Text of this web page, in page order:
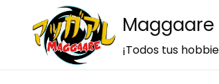
Maggaare
¡Todos tus